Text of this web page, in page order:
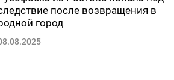
после возвращения в
город